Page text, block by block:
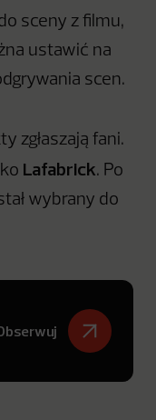
sceny z filmu,
ustawić na
scen.
zgłaszają fani.
Lafabrick. Po
wybrany do